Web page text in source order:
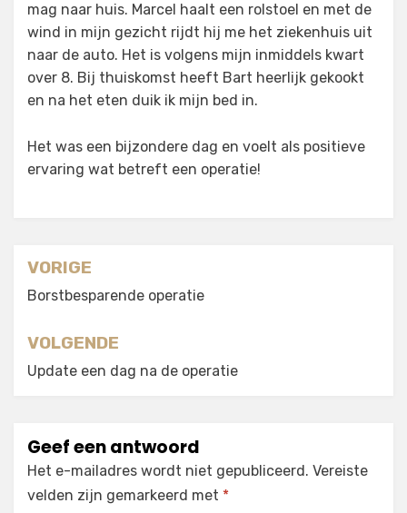
mag naar huis. Marcel haalt een rolstoel en met de
wind in mijn gezicht rijdt hij me het ziekenhuis uit
naar de auto. Het is volgens mijn inmiddels kwart
over 8. Bij thuiskomst heeft Bart heerlijk gekookt
en na het eten duik ik mijn bed in.
Het was een bijzondere dag en voelt als positieve
ervaring wat betreft een operatie!
Berichtnavigatie
VORIGE
Borstbesparende operatie
VOLGENDE
Update een dag na de operatie
Geef een antwoord
Het e-mailadres wordt niet gepubliceerd. Vereiste
velden zijn gemarkeerd met *